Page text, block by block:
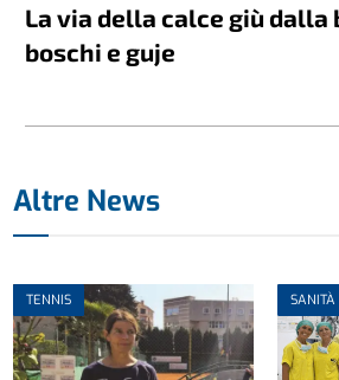
La via della calce giù
boschi e guje
Altre News
TENNIS SANITÀ